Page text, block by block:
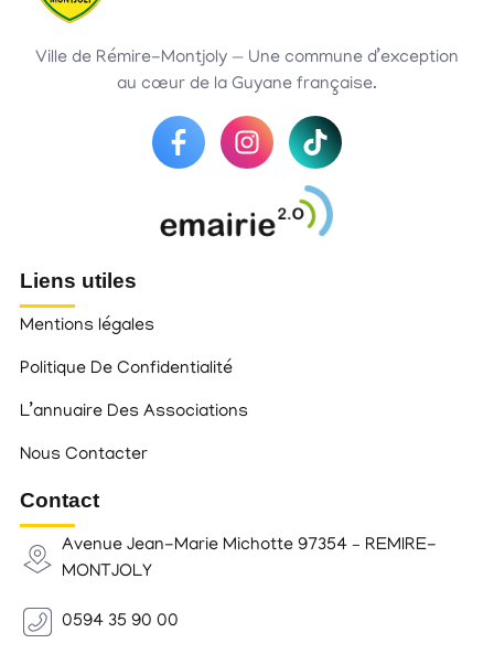
Ville de Rémire-Montjoly — Une commune d’exception
au cœur de la Guyane française.
Liens utiles
Mentions légales
Politique De Confidentialité
L’annuaire Des Associations
Nous Contacter
Contact
Avenue Jean-Marie Michotte 97354 – REMIRE-
MONTJOLY
0594 35 90 00